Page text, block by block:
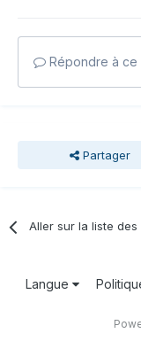
Répondre à ce
Partager
Aller sur la liste des
Langue